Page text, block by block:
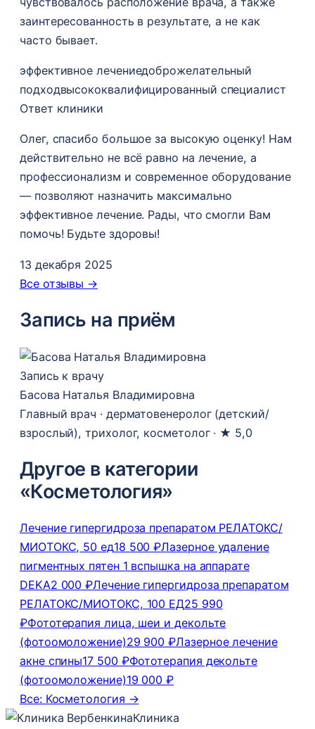
заинтересованность в результате, а не как
часто бывает.
эффективное лечениедоброжелательный
подходвысококвалифицированный специалист
Ответ клиники
Олег, спасибо большое за высокую оценку! Нам
действительно не всё равно на лечение, а
профессионализм и современное оборудование
— позволяют назначить максимально
эффективное лечение. Рады, что смогли Вам
помочь! Будьте здоровы!
13 декабря 2025
Все отзывы →
Запись на приём
Запись к врачу
Басова Наталья Владимировна
Главный врач · дерматовенеролог (детский/
взрослый), трихолог, косметолог · ★ 5,0
Другое в категории
«Косметология»
Лечение гипергидроза препаратом РЕЛАТОКС/
МИОТОКС, 50 ед18 500 ₽Лазерное удаление
пигментных пятен 1 вспышка на аппарате
DEKA2 000 ₽Лечение гипергидроза препаратом
РЕЛАТОКС/МИОТОКС, 100 ЕД25 990
₽Фототерапия лица, шеи и декольте
(фотоомоложение)29 900 ₽Лазерное лечение
акне спины17 500 ₽Фототерапия декольте
(фотоомоложение)19 000 ₽
Все: Косметология →
Клиника